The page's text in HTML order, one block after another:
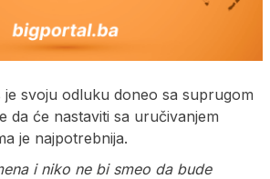
je svoju odluku doneo sa suprugom
da će nastaviti sa uručivanjem
je najpotrebnija.
i niko ne bi smeo da bude